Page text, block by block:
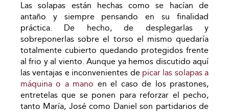
Las solapas están hechas como se hacían de
antaño y siempre pensando en su finalidad
práctica. De hecho, de desplegarlas y
sobreponerlas sobre el torso el mismo quedaría
totalmente cubierto quedando protegidos frente
al frio y al viento. Aunque ya hemos discutido aquí
las ventajas e inconvenientes de picar las solapas a
máquina o a mano en el caso de los prastones,
entretelas que se ponen para reforzar el pecho,
tanto María, José como Daniel son partidarios de